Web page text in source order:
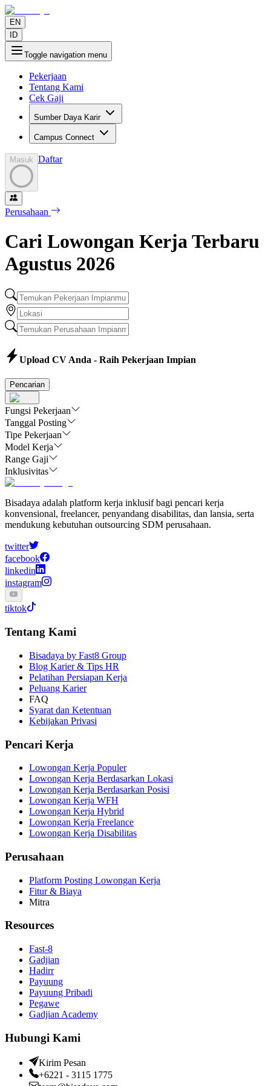
EN
ID
Toggle navigation menu
Pekerjaan
Tentang Kami
Cek Gaji
Sumber Daya Karir
Campus Connect
Masuk Daftar
Perusahaan
Cari Lowongan Kerja Terbaru
Agustus 2026
Upload CV Anda - Raih Pekerjaan Impian
Pencarian
Fungsi Pekerjaan
Tanggal Posting
Tipe Pekerjaan
Model Kerja
Range Gaji
Inklusivitas
Bisadaya adalah platform kerja inklusif bagi pencari kerja
konvensional, freelancer, penyandang disabilitas, dan lansia, serta
mendukung kebutuhan outsourcing SDM perusahaan.
twitter
facebook
linkedin
instagram
tiktok
Tentang Kami
Bisadaya by Fast8 Group
Blog Karier & Tips HR
Pelatihan Persiapan Kerja
Peluang Karier
FAQ
Syarat dan Ketentuan
Kebijakan Privasi
Pencari Kerja
Lowongan Kerja Populer
Lowongan Kerja Berdasarkan Lokasi
Lowongan Kerja Berdasarkan Posisi
Lowongan Kerja WFH
Lowongan Kerja Hybrid
Lowongan Kerja Freelance
Lowongan Kerja Disabilitas
Perusahaan
Platform Posting Lowongan Kerja
Fitur & Biaya
Mitra
Resources
Fast-8
Gadjian
Hadirr
Payuung
Payuung Pribadi
Pegawe
Gadjian Academy
Hubungi Kami
Kirim Pesan
+6221 - 3115 1775